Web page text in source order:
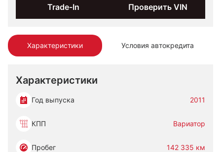
Характеристики Условия автокредита
Характеристики
Год выпуска 2011
КПП Вариатор
Пробег 142 335 км
Trade-In Проверить VIN